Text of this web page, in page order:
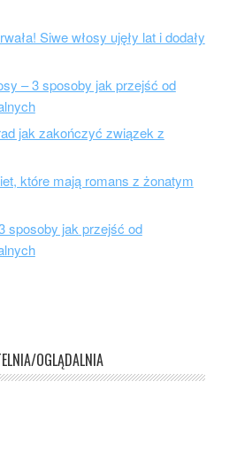
Siwe włosy ujęły lat i dodały
– 3 sposoby jak przejść od
jak zakończyć związek z
które mają romans z żonatym
sposoby jak przejść od
OGLĄDALNIA